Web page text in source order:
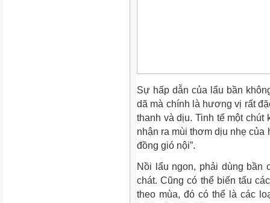
Sự hấp dẫn của lẩu bần
dã mà chính là hương vị rất
thanh và dịu. Tinh tế một
nhận ra mùi thơm dịu nhẹ
đồng gió nội”.
Nồi lẩu ngon, phải dùng bần
chát. Cũng có thể biến tấu
theo mùa, đó có thể là các